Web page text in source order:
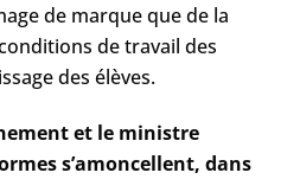
de marque que de la
de travail des
des élèves.
et le ministre
s’amoncellent, dans